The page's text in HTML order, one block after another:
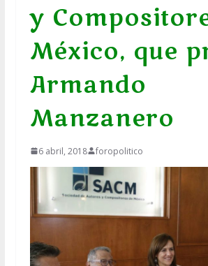
y
México, que
Armando
Manzanero
6 abril, 2018 foropolitico